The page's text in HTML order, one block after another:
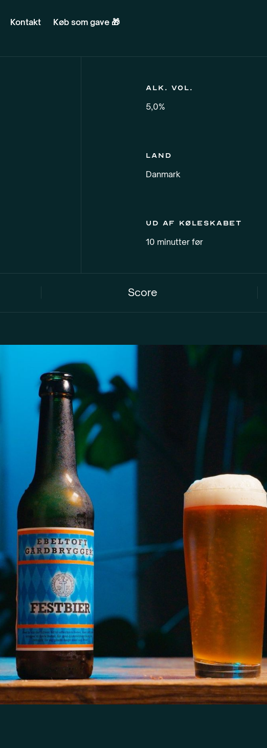
Kontakt Køb som gave 🎁
Alk. vol.
5,0%
Land
Danmark
Ud af køleskabet
10 minutter før
Score